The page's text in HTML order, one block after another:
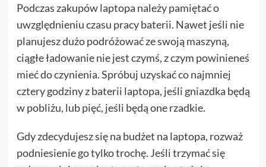
Podczas zakupów laptopa należy pamiętać o
uwzględnieniu czasu pracy baterii. Nawet jeśli nie
planujesz dużo podróżować ze swoją maszyną,
ciągłe ładowanie nie jest czymś, z czym powinieneś
mieć do czynienia. Spróbuj uzyskać co najmniej
cztery godziny z baterii laptopa, jeśli gniazdka będą
w pobliżu, lub pięć, jeśli będą one rzadkie.
Gdy zdecydujesz się na budżet na laptopa, rozważ
podniesienie go tylko trochę. Jeśli trzymać się